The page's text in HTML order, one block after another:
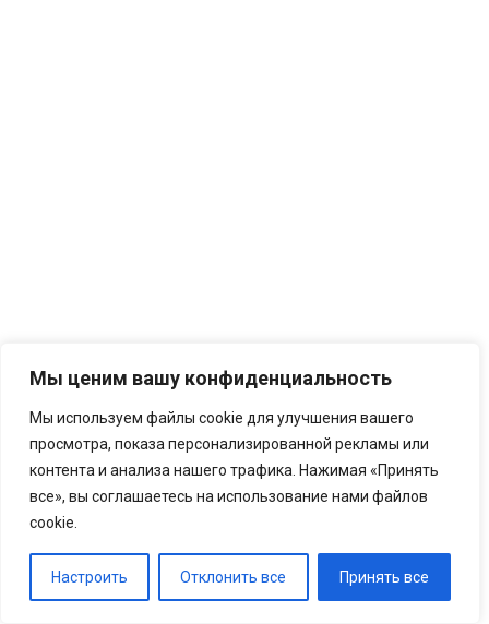
Мы ценим вашу конфиденциальность
Мы используем файлы cookie для улучшения вашего
просмотра, показа персонализированной рекламы или
контента и анализа нашего трафика. Нажимая «Принять
все», вы соглашаетесь на использование нами файлов
cookie.
Настроить Отклонить все Принять все